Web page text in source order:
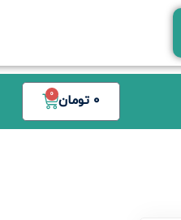
0 تومان 0